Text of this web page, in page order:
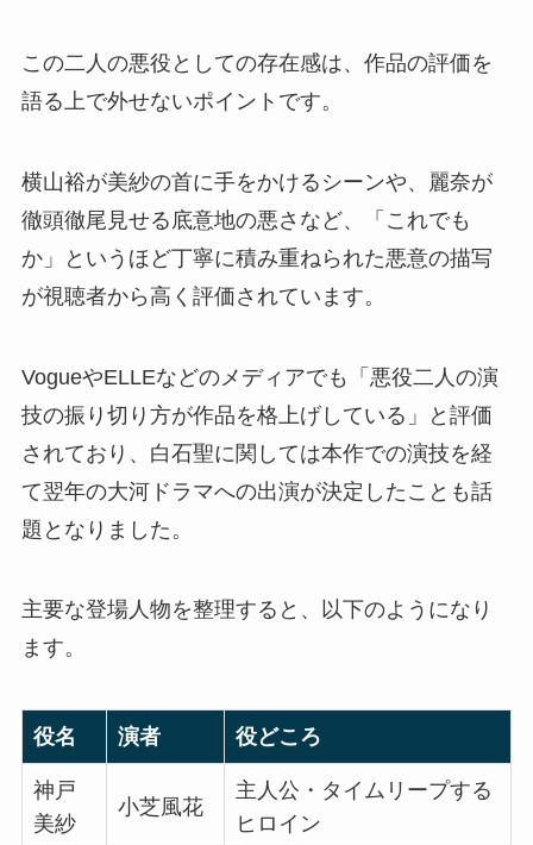
この二人の悪役としての存在感は、作品の評価を
語る上で外せないポイントです。
横山裕が美紗の首に手をかけるシーンや、麗奈が
徹頭徹尾見せる底意地の悪さなど、「これでも
か」というほど丁寧に積み重ねられた悪意の描写
が視聴者から高く評価されています。
VogueやELLEなどのメディアでも「悪役二人の演
技の振り切り方が作品を格上げしている」と評価
されており、白石聖に関しては本作での演技を経
て翌年の大河ドラマへの出演が決定したことも話
題となりました。
主要な登場人物を整理すると、以下のようになり
ます。
役名 演者 役どころ
神戸
美紗
小芝風花
主人公・タイムリープする
ヒロイン